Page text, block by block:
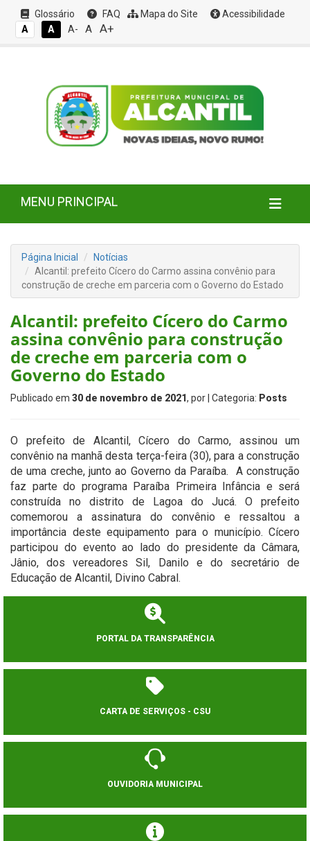
Glossário FAQ Mapa do Site
Acessibilidade
A
A A- A A+
MENU PRINCIPAL
Página Inicial
Notícias
Alcantil: prefeito Cícero do Carmo assina convênio para
construção de creche em parceria com o Governo do Estado
Alcantil: prefeito Cícero do Carmo
assina convênio para construção
de creche em parceria com o
Governo do Estado
Publicado em 30 de novembro de 2021, por | Categoria: Posts
O prefeito de Alcantil, Cícero do Carmo, assinou um
convênio na manhã desta terça-feira (30), para a construção
de uma creche, junto ao Governo da Paraíba. A construção
faz parte do programa Paraíba Primeira Infância e será
construída no distrito de Lagoa do Jucá. O prefeito
comemorou a assinatura do convênio e ressaltou a
importância deste equipamento para o município. Cícero
participou do evento ao lado do presidente da Câmara,
Jânio, dos vereadores Sil, Danilo e do secretário de
Educação de Alcantil, Divino Cabral.
PORTAL DA TRANSPARÊNCIA
CARTA DE SERVIÇOS - CSU
OUVIDORIA MUNICIPAL